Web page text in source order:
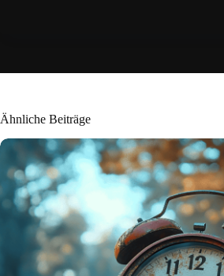
Ähnliche Beiträge